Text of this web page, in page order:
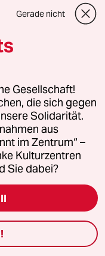
jemand
für deren
eine
Knete
es sich
im
durch
auch
einiges
abdrücken, um
Wenn
gestaltet“
Gerade nicht
Gesellschaft!
die sich gegen
Solidarität.
aus
im Zentrum“ –
Kulturzentren
Sie dabei?